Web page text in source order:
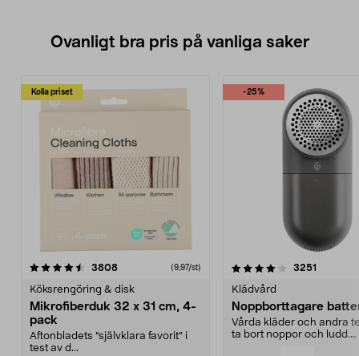
Ovanligt bra pris på vanliga saker
Kolla priset
3808recensioner (9,97/st)
Köksrengöring & disk
Mikrofiberduk 32 x 31 cm, 4-
pack
Aftonbladets "självklara favorit” i
test av d...
-25%
4.0av 5 stjärnor 3251
Klädvård
Noppborttagare
Vårda kläder och andra
ta bort noppor och ludd.
4.5av 5 stjärnor